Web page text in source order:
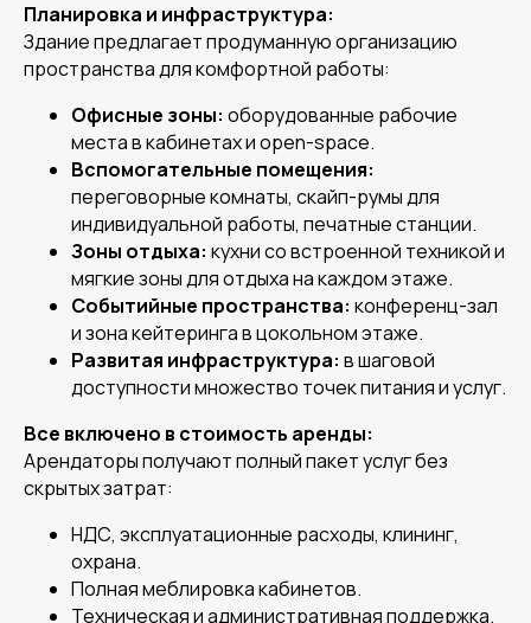
Планировка и инфраструктура:
Здание предлагает продуманную организацию
пространства для комфортной работы:
Офисные зоны: оборудованные рабочие
места в кабинетах и open-space.
Вспомогательные помещения:
переговорные комнаты, скайп-румы для
индивидуальной работы, печатные станции.
Зоны отдыха: кухни со встроенной техникой и
мягкие зоны для отдыха на каждом этаже.
Событийные пространства: конференц-зал
и зона кейтеринга в цокольном этаже.
Развитая инфраструктура: в шаговой
доступности множество точек питания и услуг.
Все включено в стоимость аренды:
Арендаторы получают полный пакет услуг без
скрытых затрат:
НДС, эксплуатационные расходы, клининг,
охрана.
Полная меблировка кабинетов.
Техническая и административная поддержка.